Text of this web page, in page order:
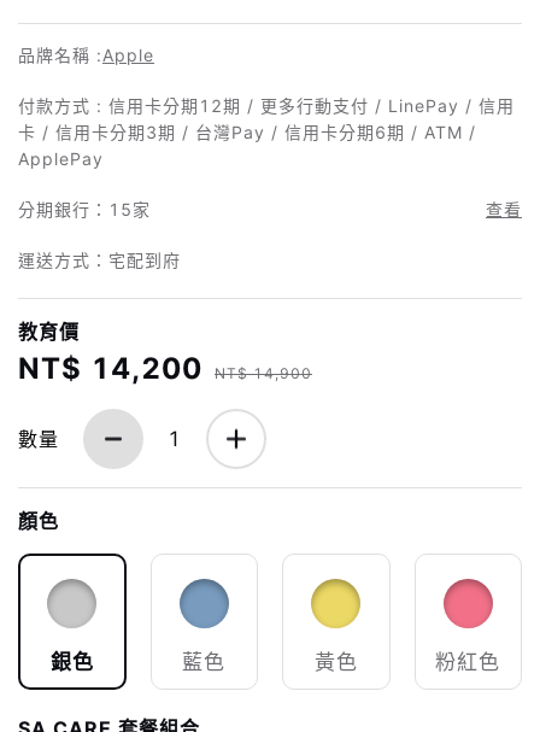
品牌名稱 :Apple
付款方式 : 信用卡分期12期 / 更多行動支付 / LinePay / 信用
卡 / 信用卡分期3期 / 台灣Pay / 信用卡分期6期 / ATM /
ApplePay
分期銀行： 15家 查看
運送方式：宅配到府
教育價
NT$ 14,200 NT$ 14,900
數量 1
顏色
銀色 藍色 黃色 粉紅色